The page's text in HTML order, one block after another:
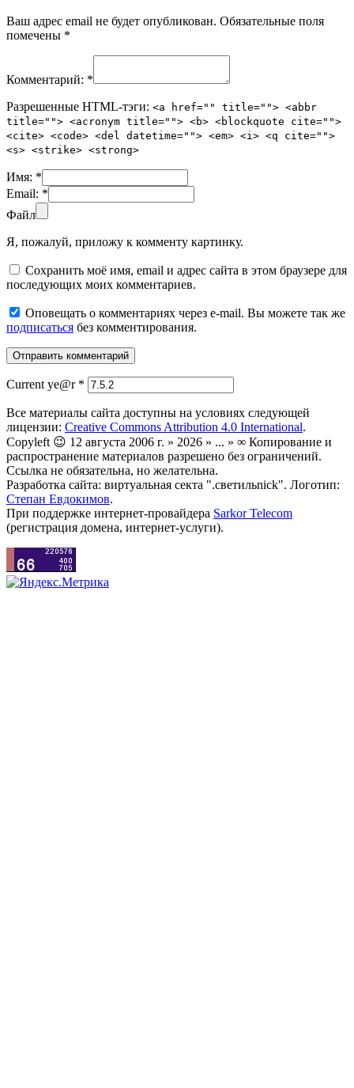
Ваш адрес email не будет опубликован. Обязательные поля
помечены *
Комментарий: *
Разрешенные HTML-тэги: <a href="" title=""> <abbr
title=""> <acronym title=""> <b> <blockquote cite="">
<cite> <code> <del datetime=""> <em> <i> <q cite="">
<s> <strike> <strong>
Имя: *
Email: *
Файл
Я, пожалуй, приложу к комменту картинку.
Сохранить моё имя, email и адрес сайта в этом браузере для
последующих моих комментариев.
Оповещать о комментариях через e-mail. Вы можете так же
подписаться без комментирования.
Current ye@r *
Все материалы сайта доступны на условиях следующей
лицензии: Creative Commons Attribution 4.0 International.
Copyleft 😉 12 августа 2006 г. » 2026 » ... » ∞ Копирование и
распространение материалов разрешено без ограничений.
Ссылка не обязательна, но желательна.
Разработка сайта: виртуальная секта ".светильnick". Логотип:
Степан Евдокимов.
При поддержке интернет-провайдера Sarkor Telecom
(регистрация домена, интернет-услуги).